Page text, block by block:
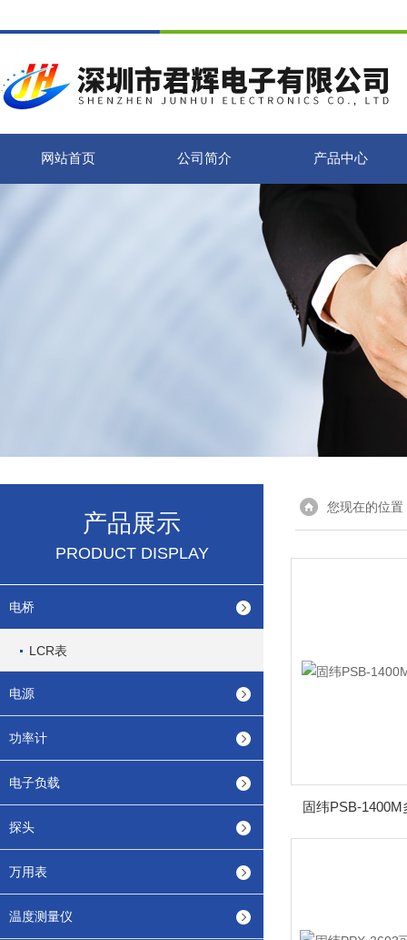
网站首页 公司简介 产品中心
产品展示
PRODUCT DISPLAY
电桥
LCR表
电源
功率计
电子负载
探头
万用表
温度测量仪
您现在的位置
固纬PSB-